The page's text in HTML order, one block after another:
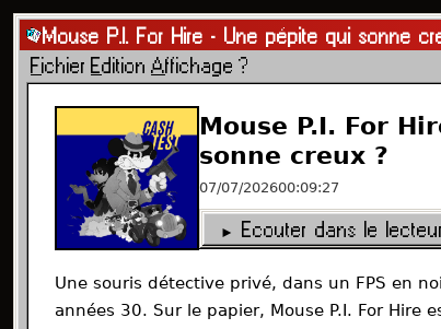
Episodes Lecteur Poste MSN
Mouse P.I. For Hire - Une pépite qui sonne
Fichier Edition Affichage ?
Mouse P.I. For
sonne creux ?
07/07/202600:09:27
► Ecouter dans le lecteur
Une souris détective privé, dans un FPS en
années 30. Sur le papier, Mouse P.I. For Hire
Les Darons du Game Podcast jeu vidéo
Épisodes Charte éditoriale Mentions légales Flux
© 2026 Les Darons du Game · Tous droits